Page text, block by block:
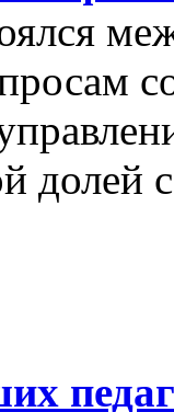
долей